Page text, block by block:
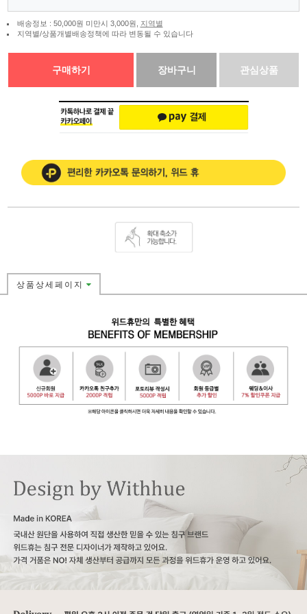
배송정보 : 50,000원 미만시 3,000원,
지역별
지역별/상품개별배송정책에 따라 변동될 수 있습니다
구매하기 장바구니 관심상품
상품상세페이지